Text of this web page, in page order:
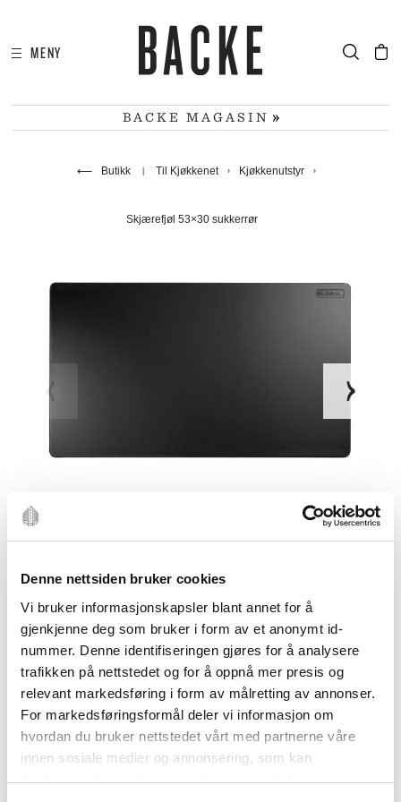
Denne nettsiden bruker cookies
Vi bruker informasjonskapsler blant annet for å
gjenkjenne deg som bruker i form av et anonymt id-
nummer. Denne identifiseringen gjøres for å analysere
trafikken på nettstedet og for å oppnå mer presis og
relevant markedsføring i form av målretting av annonser.
For markedsføringsformål deler vi informasjon om
hvordan du bruker nettstedet vårt med partnerne våre
innen sosiale medier og annonsering, som kan
kombinere den med annen informasjon du har gjort
MENY
BACKE MAGASIN
⟵ Butikk Til Kjøkkenet Kjøkkenutstyr
Skjærefjøl 53×30 sukkerrør
GLOBAL
GLOBAL